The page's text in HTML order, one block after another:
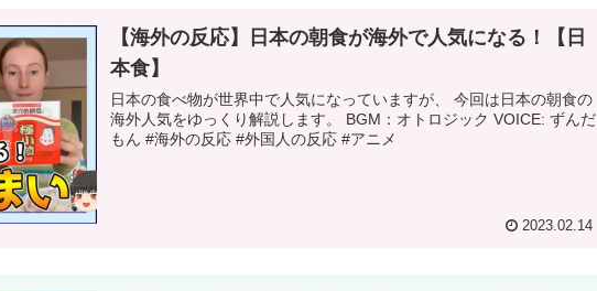
【海外の反応】日本の朝食が海外で人気になる！【日
本食】
日本の食べ物が世界中で人気になっていますが、 今回は日本の朝食の
海外人気をゆっくり解説します。 BGM：オトロジック VOICE: ずんだ
もん #海外の反応 #外国人の反応 #アニメ
2023.02.14